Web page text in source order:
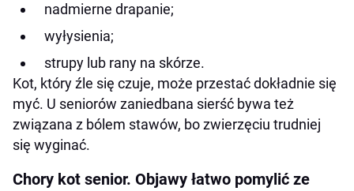
nadmierne drapanie;
wyłysienia;
strupy lub rany na skórze.
Kot, który źle się czuje, może przestać dokładnie się
myć. U seniorów zaniedbana sierść bywa też
związana z bólem stawów, bo zwierzęciu trudniej
się wyginać.
Chory kot senior. Objawy łatwo pomylić ze